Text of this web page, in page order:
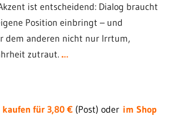
ist entscheidend: Dialog braucht
Position einbringt – und
dem anderen nicht nur Irrtum,
zutraut. …
kaufen für 3,80 € (Post) oder im Shop